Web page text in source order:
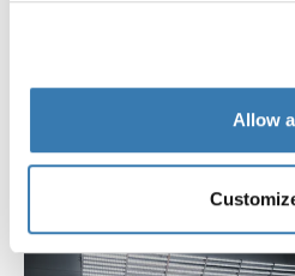
Allow
diseñados para cargar tus